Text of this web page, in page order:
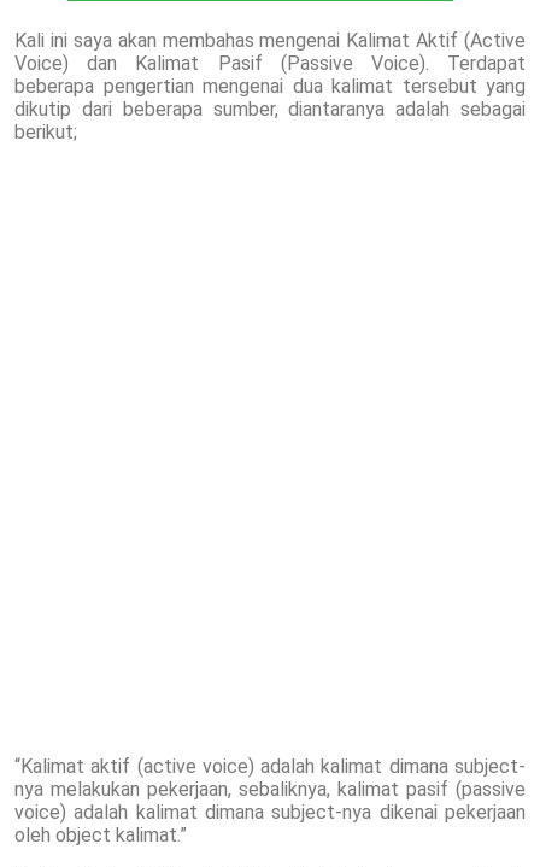
Kali ini saya akan membahas mengenai Kalimat Aktif (Active
Voice) dan Kalimat Pasif (Passive Voice). Terdapat
beberapa pengertian mengenai dua kalimat tersebut yang
dikutip dari beberapa sumber, diantaranya adalah sebagai
berikut;
“Kalimat aktif (active voice) adalah kalimat dimana subject-
nya melakukan pekerjaan, sebaliknya, kalimat pasif (passive
voice) adalah kalimat dimana subject-nya dikenai pekerjaan
oleh object kalimat.”